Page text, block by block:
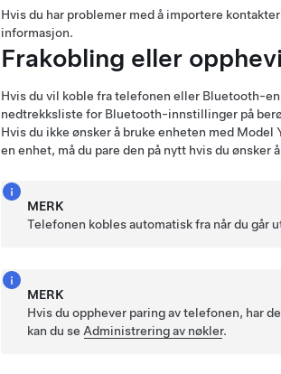
Hvis du har problemer med å importere
informasjon.
Frakobling eller
Hvis du vil koble fra telefonen eller Bluetooth-
nedtrekksliste for Bluetooth-innstillinger på
Hvis du ikke ønsker å bruke enheten med Model
en enhet, må du pare den på nytt hvis du ønsker
MERK
Telefonen kobles automatisk fra når du går
MERK
Hvis du opphever paring av telefonen, har
kan du se Administrering av nøkler.